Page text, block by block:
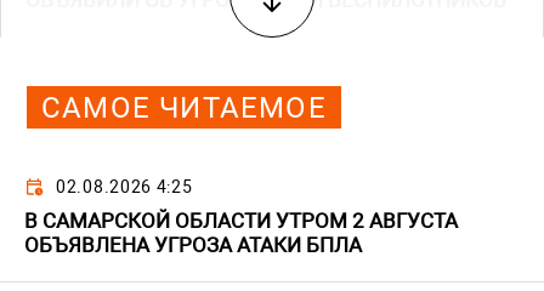
САМОЕ ЧИТАЕМОЕ
02.08.2026 4:25
В САМАРСКОЙ ОБЛАСТИ УТРОМ 2 АВГУСТА
ОБЪЯВЛЕНА УГРОЗА АТАКИ БПЛА